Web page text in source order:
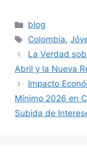
Categories
blog
Tags
Colombia,
La Verdad
Abril y la Nueva
Impacto
Mínimo 2026 en
Subida de